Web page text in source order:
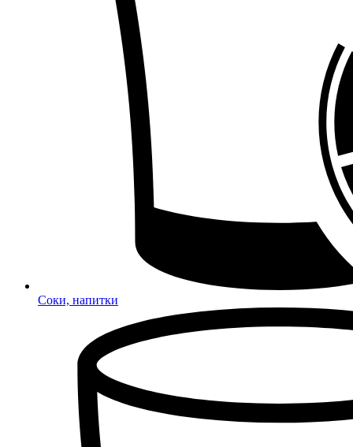
Соки, напитки